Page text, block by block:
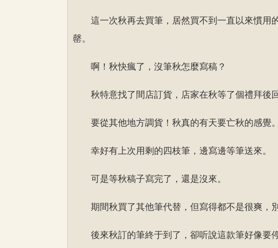
這一次秋再去買筆，居然買不到一直以來慣用
罄。
啊！秋快瘋了，沒筆秋怎麼寫稿？
秋特意找了間店訂貨，店家在秋等了個禮拜
要從其他地方調貨！秋真的有天要亡秋的感覺。
幸好有上次用剩的四枝筆，邊寫邊等筆送來。
可是等秋稿子寫完了，還是沒來。
期間秋買了其他筆代替，但寫得都不是很爽，
後來秋訂的筆終于到了，卻听說這款筆好像要